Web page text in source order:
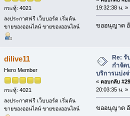
กระทู้: 4021
ลงประกาศฟรี เว็บบอร์ด เริ่มต้น
ขายของออนไลน์ ขายของออนไลน์
19:32:38 น. »
ขออนุญาต
dilive11
Hero Member
กระทู้: 4021
ลงประกาศฟรี เว็บบอร์ด เริ่มต้น
ขายของออนไลน์ ขายของออนไลน์
Re: รั
กำจัด
บริการแบ่ง
« ตอบกลับ
20:03:35 น. »
ขออนุญาต